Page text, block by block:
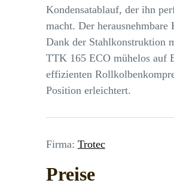
Kondensatablauf, der ihn
macht. Der
Dank der Stahlkonstruktion
TTK 165 ECO mühelos auf
effizienten
Position erleichtert.
Firma: Trotec
Preise